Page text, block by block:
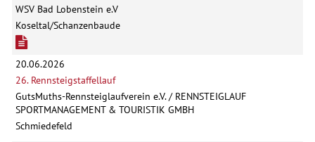
WSV Bad Lobenstein e.V
Koseltal/Schanzenbaude
20.06.2026
26. Rennsteigstaffellauf
GutsMuths-Rennsteiglaufverein e.V. / RENNSTEIGLAUF
SPORTMANAGEMENT & TOURISTIK GMBH
Schmiedefeld